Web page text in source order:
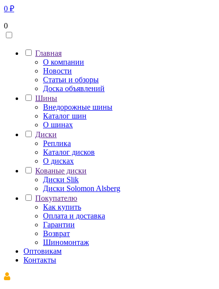
0 ₽
0
Главная
О компании
Новости
Статьи и обзоры
Доска объявлений
Шины
Внедорожные шины
Каталог шин
О шинах
Диски
Реплика
Каталог дисков
О дисках
Кованые диски
Диски Slik
Диски Solomon Alsberg
Покупателю
Как купить
Оплата и доставка
Гарантии
Возврат
Шиномонтаж
Оптовикам
Контакты